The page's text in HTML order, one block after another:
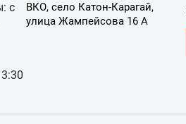
с
ВКО, село Катон-Карагай,
улица Жампейсова 16 А